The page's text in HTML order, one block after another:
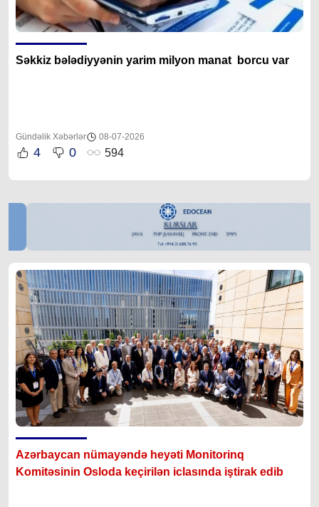
Səkkiz bələdiyyənin yarim milyon manat borcu var
Gündəlik Xəbərlər 08-07-2026
4 0 594
Azərbaycan nümayəndə heyəti Monitorinq
Komitəsinin Osloda keçirilən iclasında iştirak edib